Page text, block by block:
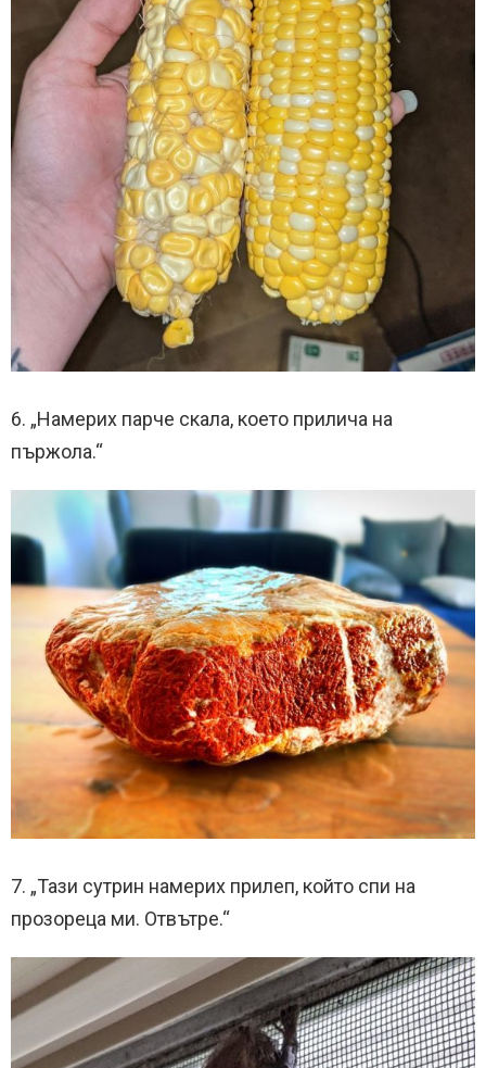
6. „Намерих парче скала, което прилича на
пържола.“
7. „Тази сутрин намерих прилеп, който спи на
прозореца ми. Отвътре.“